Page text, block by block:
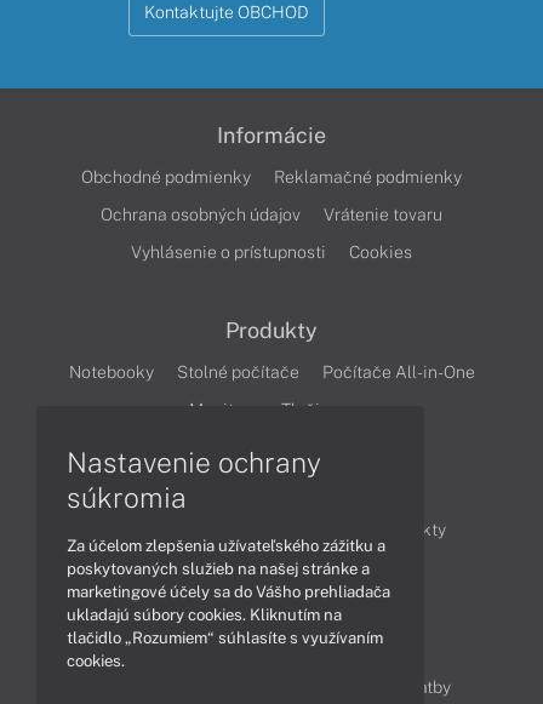
Kontaktujte OBCHOD
Informácie
Obchodné podmienky
Reklamačné podmienky
Ochrana osobných údajov
Vrátenie tovaru
Vyhlásenie o prístupnosti
Cookies
Produkty
Notebooky Stolné počítače
Počítače All-in-One
Monitory
Tlačiarne
Produkty
Technológie
Videá
Obsah
Možnosti doručenia a platby
Nastavenie ochrany
súkromia
Za účelom zlepšenia užívateľského zážitku a
poskytovaných služieb na našej stránke a
marketingové účely sa do Vášho prehliadača
ukladajú súbory cookies. Kliknutím na
tlačidlo „Rozumiem“ súhlasíte s využívaním
cookies.